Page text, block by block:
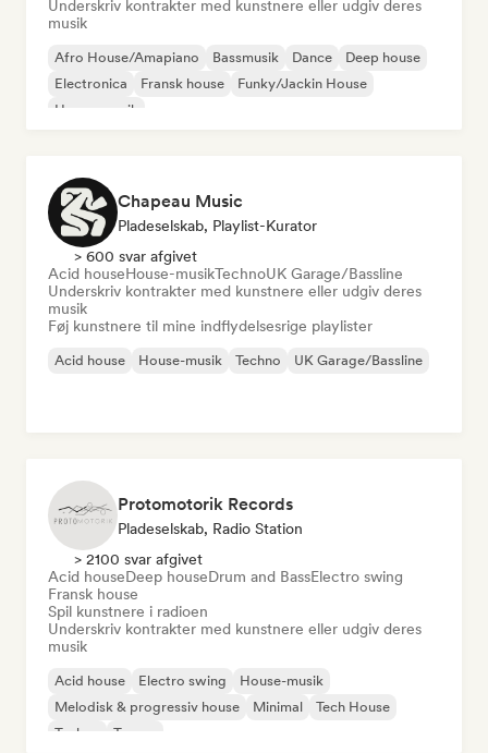
Underskriv kontrakter med kunstnere eller udgiv deres
musik
Afro House/Amapiano Bassmusik Dance
Deep house
Electronica
Fransk house
Funky/Jackin House
House-musik
Chapeau Music
Pladeselskab, Playlist-Kurator
> 600 svar afgivet
Acid houseHouse-musikTechnoUK Garage/Bassline
Underskriv kontrakter med kunstnere eller udgiv deres
musik
Føj kunstnere til mine indflydelsesrige playlister
Acid house House-musik Techno UK Garage/Bassline
Protomotorik Records
Pladeselskab, Radio Station
> 2100 svar afgivet
Acid houseDeep houseDrum and BassElectro swing
Fransk house
Spil kunstnere i radioen
Underskriv kontrakter med kunstnere eller udgiv deres
musik
Acid house Electro swing
House-musik
Melodisk & progressiv house
Minimal
Tech House
Techno
Trance